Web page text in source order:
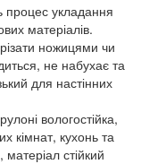
процес укладання
матеріалів.
ножицями чи
не набухає та
для настінних
вологостійка,
кімнат, кухонь та
стійкий